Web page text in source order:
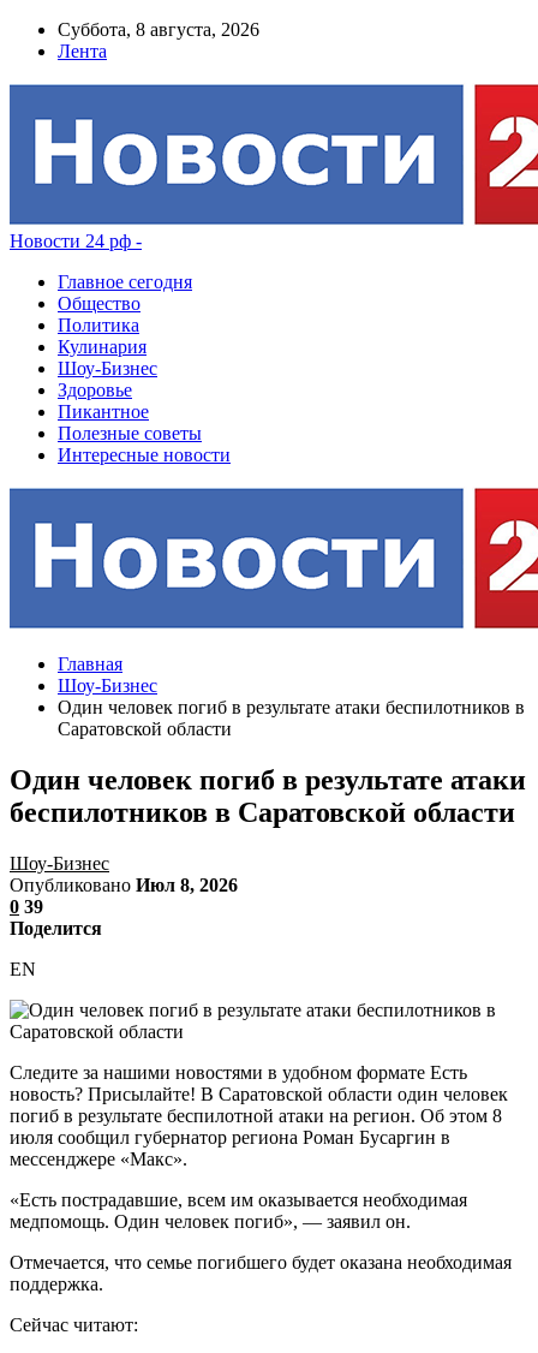
Суббота, 8 августа, 2026
Лента
Новости 24 рф -
Главное сегодня
Общество
Политика
Кулинария
Шоу-Бизнес
Здоровье
Пикантное
Полезные советы
Интересные новости
Главная
Шоу-Бизнес
Один человек погиб в результате атаки беспилотников в
Саратовской области
Один человек погиб в результате атаки
беспилотников в Саратовской области
Шоу-Бизнес
Опубликовано Июл 8, 2026
0 39
Поделится
EN
Следите за нашими новостями в удобном формате Есть
новость? Присылайте! В Саратовской области один человек
погиб в результате беспилотной атаки на регион. Об этом 8
июля сообщил губернатор региона Роман Бусаргин в
мессенджере «Макс».
«Есть пострадавшие, всем им оказывается необходимая
медпомощь. Один человек погиб», — заявил он.
Отмечается, что семье погибшего будет оказана необходимая
поддержка.
Сейчас читают: